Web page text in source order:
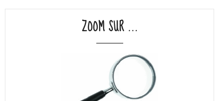
ZOOM SUR ...